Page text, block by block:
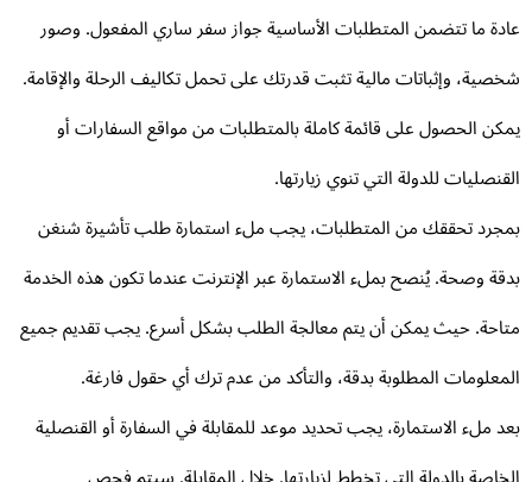
ما تتضمن المتطلبات الأساسية جواز سفر ساري المفعول. وصور
وإثباتات مالية تثبت قدرتك على تحمل تكاليف الرحلة والإقامة.
الحصول على قائمة كاملة بالمتطلبات من مواقع السفارات أو
للدولة التي تنوي زيارتها.
تحققك من المتطلبات، يجب ملء استمارة طلب تأشيرة شنغن
وصحة. يُنصح بملء الاستمارة عبر الإنترنت عندما تكون هذه الخدمة
حيث يمكن أن يتم معالجة الطلب بشكل أسرع. يجب تقديم جميع
المطلوبة بدقة، والتأكد من عدم ترك أي حقول فارغة.
ملء الاستمارة، يجب تحديد موعد للمقابلة في السفارة أو القنصلية